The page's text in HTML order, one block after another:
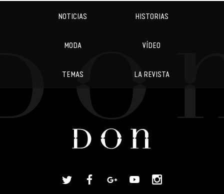
NOTICIAS HISTORIAS
MODA VÍDEO
TEMAS LA REVISTA